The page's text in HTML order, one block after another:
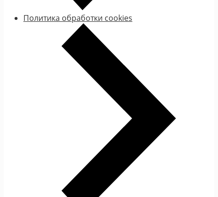
Политика обработки cookies